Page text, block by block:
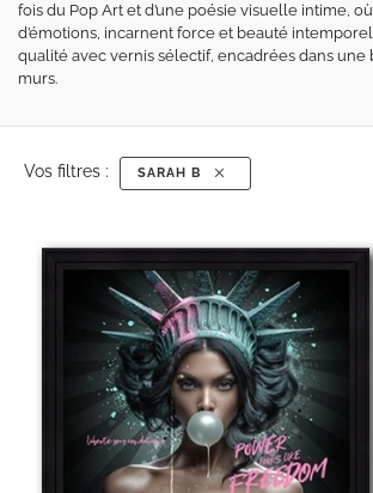
fois du Pop Art et d’une poésie visuelle intime,
d’émotions, incarnent force et beauté
qualité avec vernis sélectif, encadrées dans
murs.
Vos filtres : SARAH B